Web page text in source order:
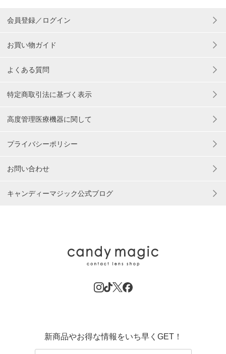
会員登録／ログイン
お買い物ガイド
よくある質問
特定商取引法に基づく表示
高度管理医療機器に関して
プライバシーポリシー
お問い合わせ
キャンディーマジック公式ブログ
新商品やお得な情報をいち早くGET！